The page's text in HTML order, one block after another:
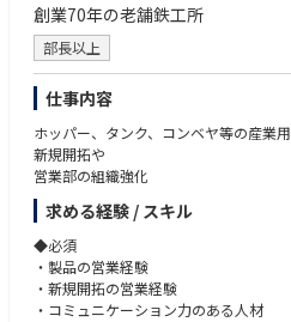
創業70年の老舗鉄工所
部長以上
仕事内容
ホッパー、タンク、コンベヤ等の産業
新規開拓や
営業部の組織強化
求める経験 / スキル
◆必須
・製品の営業経験
・新規開拓の営業経験
・コミュニケーション力のある人材